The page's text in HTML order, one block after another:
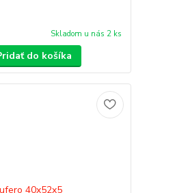
Skladom u nás 2 ks
do košíka